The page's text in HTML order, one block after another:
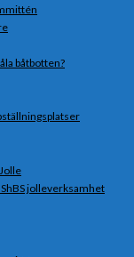
båtbotten?
jolleverksamhet